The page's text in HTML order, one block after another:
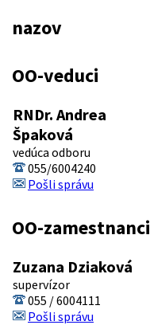
nazov
OO-veduci
RNDr. Andrea
Špaková
vedúca odboru
055/6004240
Pošli správu
OO-zamestnanci
Zuzana Dziaková
supervízor
055 / 6004111
Pošli správu